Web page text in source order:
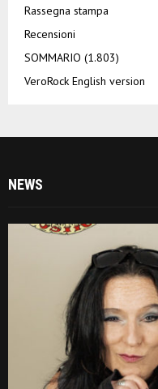
Rassegna stampa
Recensioni
SOMMARIO (1.803)
VeroRock English version
NEWS